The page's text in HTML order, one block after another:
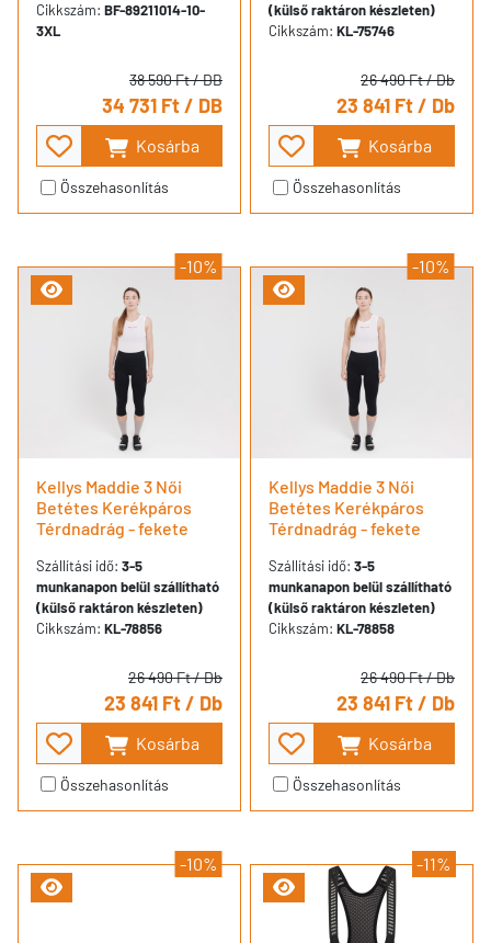
Cikkszám: BF-89211014-10-
3XL
38 590 Ft/ DB
34 731 Ft/ DB
Kosárba
Összehasonlítás
(külső raktáron készleten)
Cikkszám: KL-75746
26 490 Ft/ Db
23 841 Ft/ Db
Kosárba
Összehasonlítás
-10%
Kellys Maddie 3 Női
Betétes Kerékpáros
Térdnadrág - fekete
Szállítási idő: 3-5
munkanapon belül szállítható
(külső raktáron készleten)
Cikkszám: KL-78856
26 490 Ft/ Db
23 841 Ft/ Db
Kosárba
Összehasonlítás
-10%
Kellys Maddie 3 Női
Betétes Kerékpáros
Térdnadrág - fekete
Szállítási idő: 3-5
munkanapon belül szállítható
(külső raktáron készleten)
Cikkszám: KL-78858
26 490 Ft/ Db
23 841 Ft/ Db
Kosárba
Összehasonlítás
-10% -11%